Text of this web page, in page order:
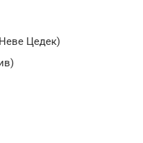
Цедек)